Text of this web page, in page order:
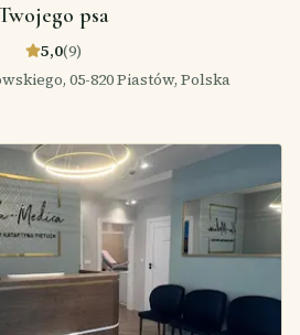
psa
5,0(9)
05-820 Piastów, Polska